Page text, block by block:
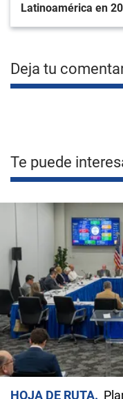
Latinoamérica en
Deja tu
Te puede
HOJA DE RUTA